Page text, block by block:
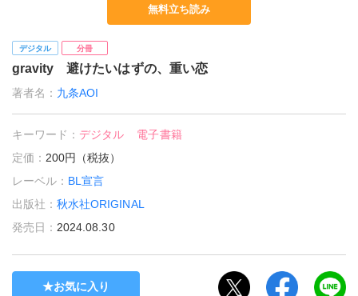
無料立ち読み
デジタル 分冊
gravity 避けたいはずの、重い恋
著者名： 九条AOI
キーワード：デジタル
電子書籍
定価： 200円（税抜）
レーベル： BL宣言
出版社：秋水社ORIGINAL
発売日： 2024.08.30
お気に入り